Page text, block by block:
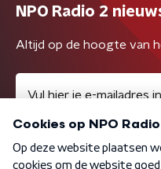
NPO Radio 2
Altijd op de hoogte van